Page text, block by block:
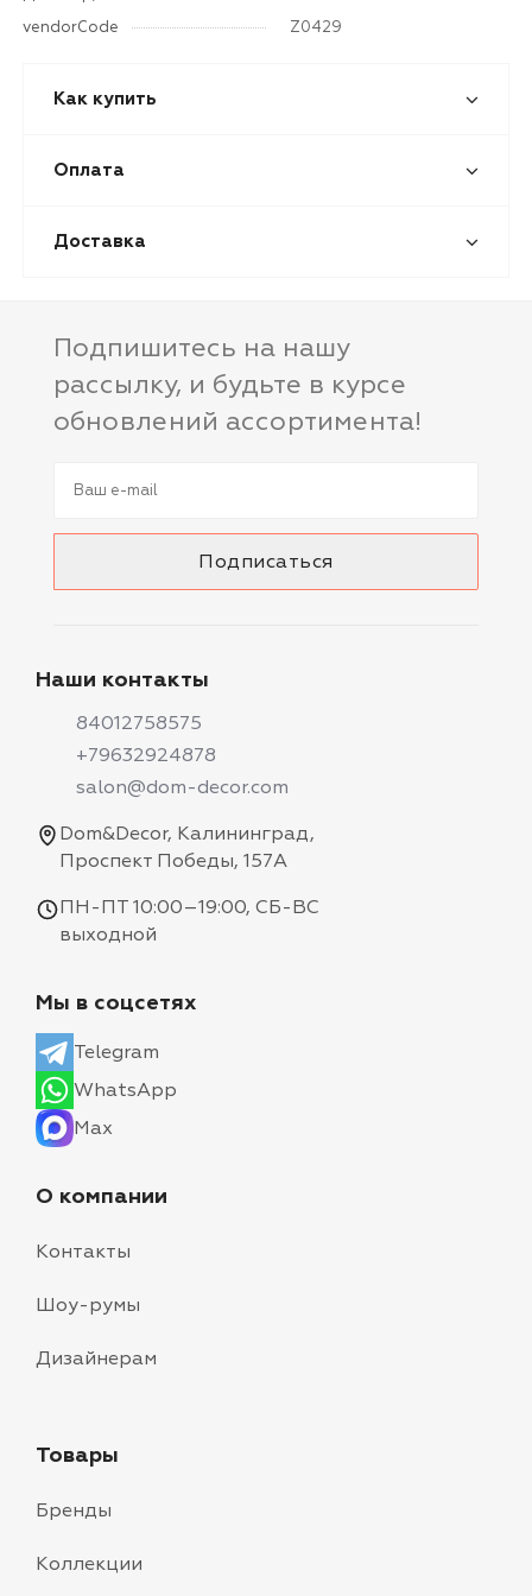
vendorCode
Z0429
Как купить
Оплата
Доставка
Подпишитесь на нашу
рассылку, и будьте в курсе
обновлений ассортимента!
Наши контакты
84012758575
+79632924878
salon@dom-decor.com
Dom&Decor, Калининград,
Проспект Победы, 157А
ПН-ПТ 10:00–19:00, СБ-ВС
выходной
Мы в соцсетях
Telegram
WhatsApp
Max
О компании
Контакты
Шоу-румы
Дизайнерам
Товары
Бренды
Коллекции